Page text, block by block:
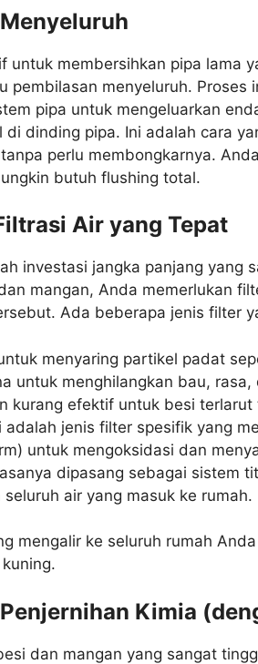
untuk membersihkan pipa lama
pembilasan menyeluruh. Proses
pipa untuk mengeluarkan
di dinding pipa. Ini adalah cara
perlu membongkarnya.
butuh flushing total.
Air yang Tepat
investasi jangka panjang yang
mangan, Anda memerlukan
Ada beberapa jenis filter
menyaring partikel padat
untuk menghilangkan bau,
kurang efektif untuk besi terlarut
adalah jenis filter spesifik yang
untuk mengoksidasi dan
dipasang sebagai sistem
air yang masuk ke rumah.
mengalir ke seluruh rumah
Kimia
dan mangan yang sangat